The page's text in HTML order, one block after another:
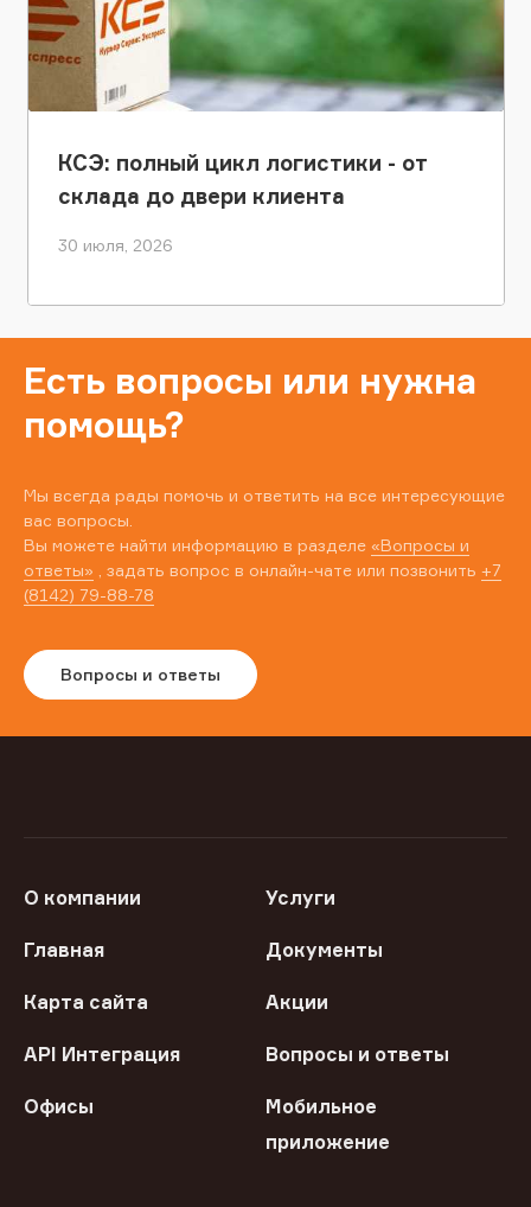
КСЭ: полный цикл логистики - от
склада до двери клиента
30 июля, 2026
Есть вопросы или нужна
помощь?
Мы всегда рады помочь и ответить на все интересующие
вас вопросы.
Вы можете найти информацию в разделе «Вопросы и
ответы» , задать вопрос в онлайн-чате или позвонить +7
(8142) 79-88-78
Вопросы и ответы
О компании Услуги
Главная Документы
Карта сайта Акции
API Интеграция Вопросы и ответы
Офисы
Мобильное
приложение